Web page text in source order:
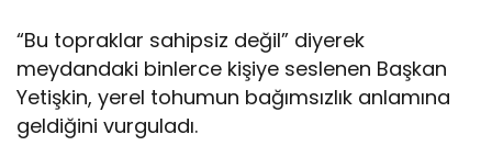
“Bu topraklar sahipsiz değil” diyerek
meydandaki binlerce kişiye seslenen Başkan
Yetişkin, yerel tohumun bağımsızlık anlamına
geldiğini vurguladı.